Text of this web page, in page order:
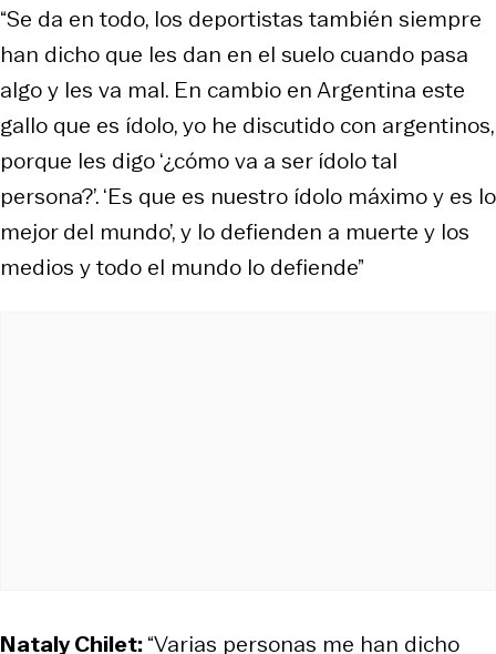
“Se da en todo, los deportistas también siempre
han dicho que les dan en el suelo cuando pasa
algo y les va mal. En cambio en Argentina este
gallo que es ídolo, yo he discutido con argentinos,
porque les digo ‘¿cómo va a ser ídolo tal
persona?’. ‘Es que es nuestro ídolo máximo y es lo
mejor del mundo’, y lo defienden a muerte y los
medios y todo el mundo lo defiende”
Nataly Chilet:“Varias personas me han dicho